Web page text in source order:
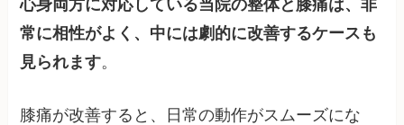
心身両方に対応している当院の整体と膝痛は、非
常に相性がよく、中には劇的に改善するケースも
見られます。
膝痛が改善すると、日常の動作がスムーズにな